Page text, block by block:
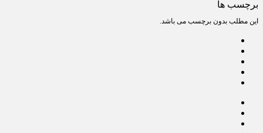
برچسب ها
این مطلب بدون برچسب می باشد.